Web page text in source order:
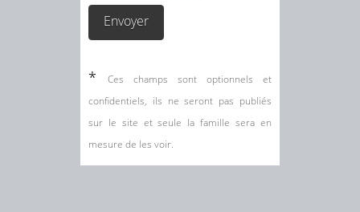
*Ces champs sont optionnels et
confidentiels, ils ne seront pas publiés
sur le site et seule la famille sera en
mesure de les voir.